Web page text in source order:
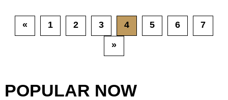
« 1 2 3 4 5 6
7
»
POPULAR NOW